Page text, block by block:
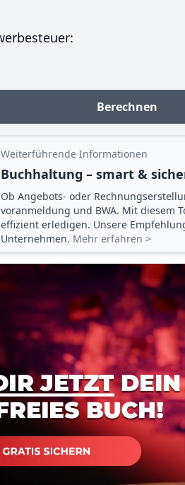
Berechnen
Weiterführende Informationen
Buchhaltung – smart &
Ob Angebots- oder
voranmeldung und BWA. Mit diesem
effizient erledigen. Unsere
Unternehmen. Mehr erfahren >